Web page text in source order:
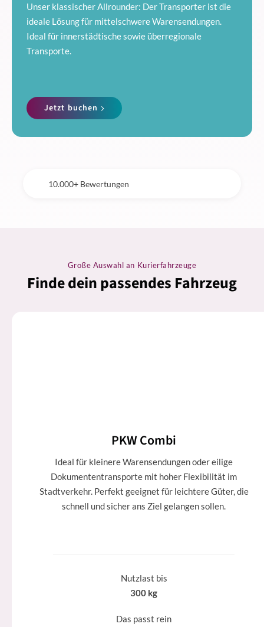
Unser klassischer Allrounder: Der Transporter ist die
ideale Lösung für mittelschwere Warensendungen.
Ideal für innerstädtische sowie überregionale
Transporte.
Jetzt buchen
10.000+ Bewertungen
Große Auswahl an Kurierfahrzeuge
Finde dein passendes Fahrzeug
PKW Combi
Ideal für kleinere Warensendungen oder eilige
Dokumententransporte mit hoher Flexibilität im
Stadtverkehr. Perfekt geeignet für leichtere Güter, die
schnell und sicher ans Ziel gelangen sollen.
Nutzlast bis
300 kg
Das passt rein